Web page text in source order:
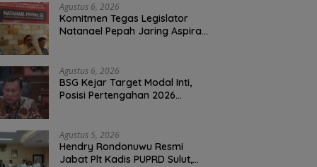
Agustus 6, 2026
Komitmen Tegas Legislator
Natanael Pepah Jaring Aspirasi
Infrastruktur
Agustus 6, 2026
BSG Kejar Target Modal Inti,
Posisi Pertengahan 2026
Agustus 5, 2026
Hendry Rondonuwu Resmi
Jabat Plt Kadis PUPRD Sulut,